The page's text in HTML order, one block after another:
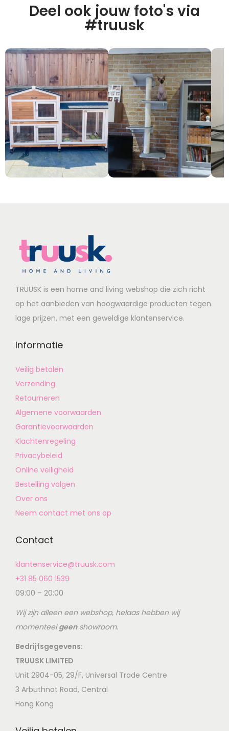
Deel ook jouw foto's via
#truusk
TRUUSK is een home and living webshop die zich richt
op het aanbieden van hoogwaardige producten tegen
lage prijzen, met een geweldige klantenservice.
Informatie
Veilig betalen
Verzending
Retourneren
Algemene voorwaarden
Garantievoorwaarden
Klachtenregeling
Privacybeleid
Online veiligheid
Bestelling volgen
Over ons
Neem contact met ons op
Contact
klantenservice@truusk.com
+31 85 060 1539
09:00 – 20:00
Wij zijn alleen een webshop, helaas hebben wij
momenteelgeenshowroom.
Bedrijfsgegevens:
TRUUSK LIMITED
Unit 2904-05, 29/F, Universal Trade Centre
3 Arbuthnot Road, Central
Hong Kong